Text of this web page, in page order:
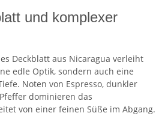
und komplexer
Deckblatt aus Nicaragua verleiht
edle Optik, sondern auch eine
Noten von Espresso, dunkler
dominieren das
von einer feinen Süße im Abgang.